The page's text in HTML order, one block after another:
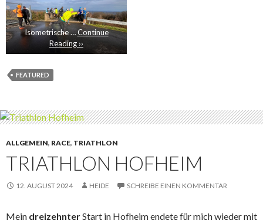
Isometrische …Continue
Reading ››
FEATURED
ALLGEMEIN, RACE, TRIATHLON
TRIATHLON HOFHEIM
12. AUGUST 2024 HEIDE SCHREIBE EINEN KOMMENTAR
Mein dreizehnterStart in Hofheim endete für mich wieder mit